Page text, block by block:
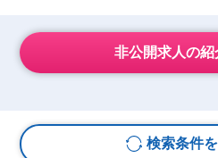
非公開求人の紹
検索条件